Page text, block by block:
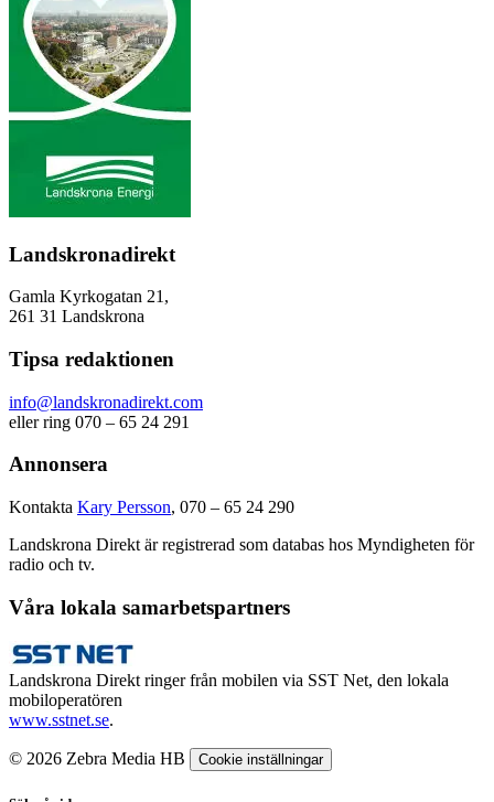
Landskronadirekt
Gamla Kyrkogatan 21,
261 31 Landskrona
Tipsa redaktionen
info@landskronadirekt.com
eller ring 070 – 65 24 291
Annonsera
Kontakta Kary Persson, 070 – 65 24 290
Landskrona Direkt är registrerad som databas hos Myndigheten för
radio och tv.
Våra lokala samarbetspartners
Landskrona Direkt ringer från mobilen via SST Net, den lokala
mobiloperatören
www.sstnet.se.
© 2026 Zebra Media HB Cookie inställningar